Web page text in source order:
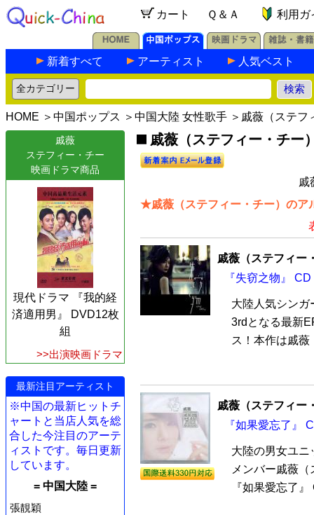
カート Ｑ＆Ａ 利用ガ
新着すべて アーティスト 人気ベスト
HOME ＞ 中国ポップス ＞ 中国大陸 女性歌手 ＞戚薇（ステフ
戚薇
ステフィー・チー
映画ドラマ商品
現代ドラマ 『我的経
済適用男』 DVD12枚
組
>>出演映画ドラマ
最新注目アーティスト
※中国の最新ヒットチ
ャートと当店人気を総
合した今注目のアーテ
ィストです。毎日更新
しています。
= 中国大陸 =
張靚穎
戚薇（ステフィー・チー
戚
★戚薇（ステフィー・チー）のア
戚薇（ステフィー
『失窃之物』
大陸人気シンガ
3rdとなる最新
ス！本作は戚
戚薇（ステフィー
『如果愛忘了』
大陸の男女ユニ
メンバー戚薇
『如果愛忘了